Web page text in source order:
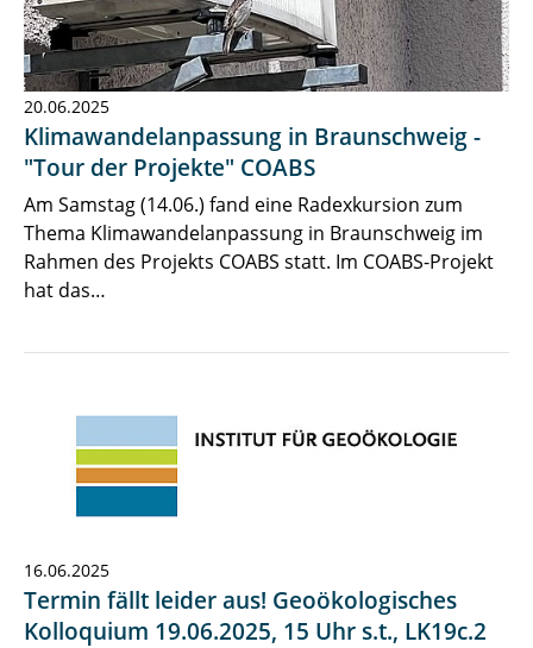
20.06.2025
Klimawandelanpassung in Braunschweig -
"Tour der Projekte" COABS
Am Samstag (14.06.) fand eine Radexkursion zum
Thema Klimawandelanpassung in Braunschweig im
Rahmen des Projekts COABS statt. Im COABS-Projekt
hat das…
16.06.2025
Termin fällt leider aus! Geoökologisches
Kolloquium 19.06.2025, 15 Uhr s.t., LK19c.2